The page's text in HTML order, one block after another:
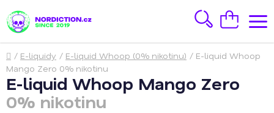
na
obsah
HledatNákupní
košík
Domů
/ E-liquidy / E-liquid Whoop (0% nikotinu) / E-liquid Whoop
Mango Zero 0% nikotinu
E-liquid Whoop Mango Zero
0% nikotinu